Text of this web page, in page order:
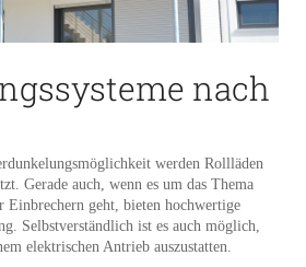
nach
werden Rollläden
Gerade auch, wenn es um das Thema
Einbrechern geht, bieten hochwertige
Selbstverständlich ist es auch möglich,
elektrischen Antrieb auszustatten.